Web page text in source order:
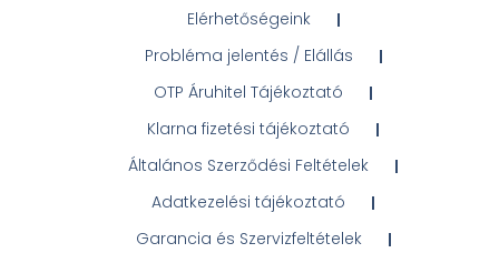
Elérhetőségeink
Probléma jelentés / Elállás
OTP Áruhitel Tájékoztató
Klarna fizetési tájékoztató
Általános Szerződési Feltételek
Adatkezelési tájékoztató
Garancia és Szervizfeltételek